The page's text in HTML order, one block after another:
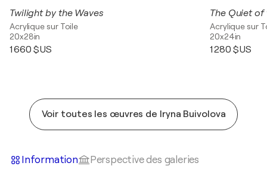
Twilight by the Waves
Acrylique sur Toile
20x28in
1 660 $US
The Quiet of
Acrylique sur
20x24in
1 280 $US
Voir toutes les œuvres de Iryna Buivolova
Information Perspective des galeries